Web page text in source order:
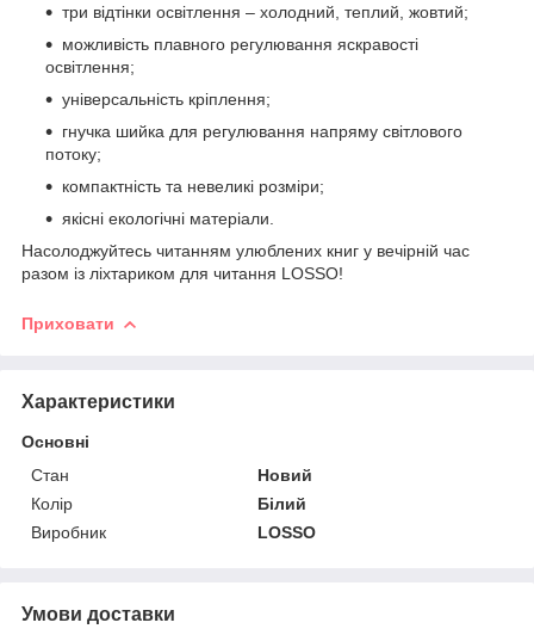
три відтінки освітлення – холодний, теплий, жовтий;
можливість плавного регулювання яскравості
освітлення;
універсальність кріплення;
гнучка шийка для регулювання напряму світлового
потоку;
компактність та невеликі розміри;
якісні екологічні матеріали.
Насолоджуйтесь читанням улюблених книг у вечірній час
разом із ліхтариком для читання LOSSO!
Приховати
Характеристики
Основні
Стан
Новий
Колір
Білий
Виробник
LOSSO
Умови доставки